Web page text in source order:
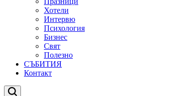
Хотели
Интервю
Психология
Бизнес
Свят
Полезно
СЪБИТИЯ
Контакт
Търсене